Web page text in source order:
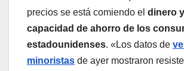
precios se está comiendo el dinero
capacidad de ahorro de los
estadounidenses. «Los datos de
minoristas de ayer mostraron